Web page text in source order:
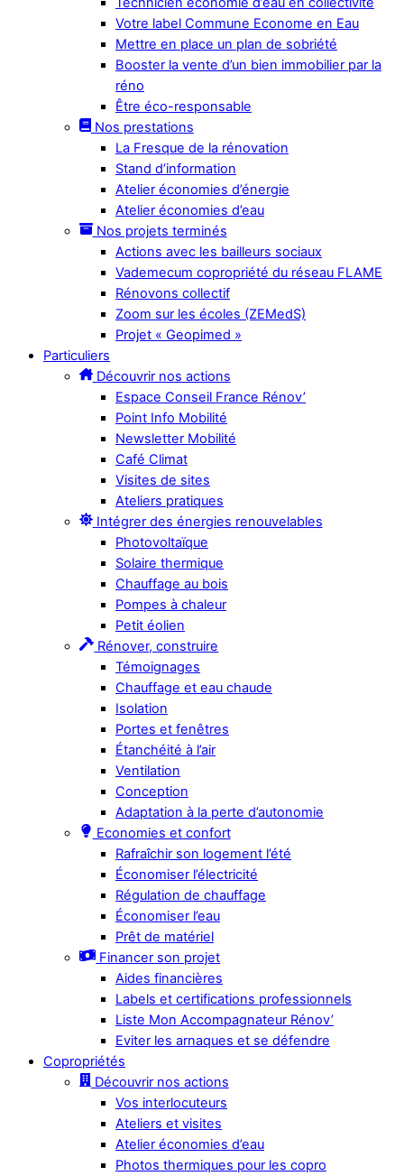
Votre label Commune Econome en Eau
Mettre en place un plan de sobriété
Booster la vente d’un bien immobilier par la
réno
Être éco-responsable
Nos prestations
La Fresque de la rénovation
Stand d’information
Atelier économies d’énergie
Atelier économies d’eau
Nos projets terminés
Actions avec les bailleurs sociaux
Vademecum copropriété du réseau FLAME
Rénovons collectif
Zoom sur les écoles (ZEMedS)
Projet « Geopimed »
Particuliers
Découvrir nos actions
Espace Conseil France Rénov’
Point Info Mobilité
Newsletter Mobilité
Café Climat
Visites de sites
Ateliers pratiques
Intégrer des énergies renouvelables
Photovoltaïque
Solaire thermique
Chauffage au bois
Pompes à chaleur
Petit éolien
Rénover, construire
Témoignages
Chauffage et eau chaude
Isolation
Portes et fenêtres
Étanchéité à l’air
Ventilation
Conception
Adaptation à la perte d’autonomie
Economies et confort
Rafraîchir son logement l’été
Économiser l’électricité
Régulation de chauffage
Économiser l’eau
Prêt de matériel
Financer son projet
Aides financières
Labels et certifications professionnels
Liste Mon Accompagnateur Rénov’
Eviter les arnaques et se défendre
Copropriétés
Découvrir nos actions
Vos interlocuteurs
Ateliers et visites
Atelier économies d’eau
Photos thermiques pour les copro